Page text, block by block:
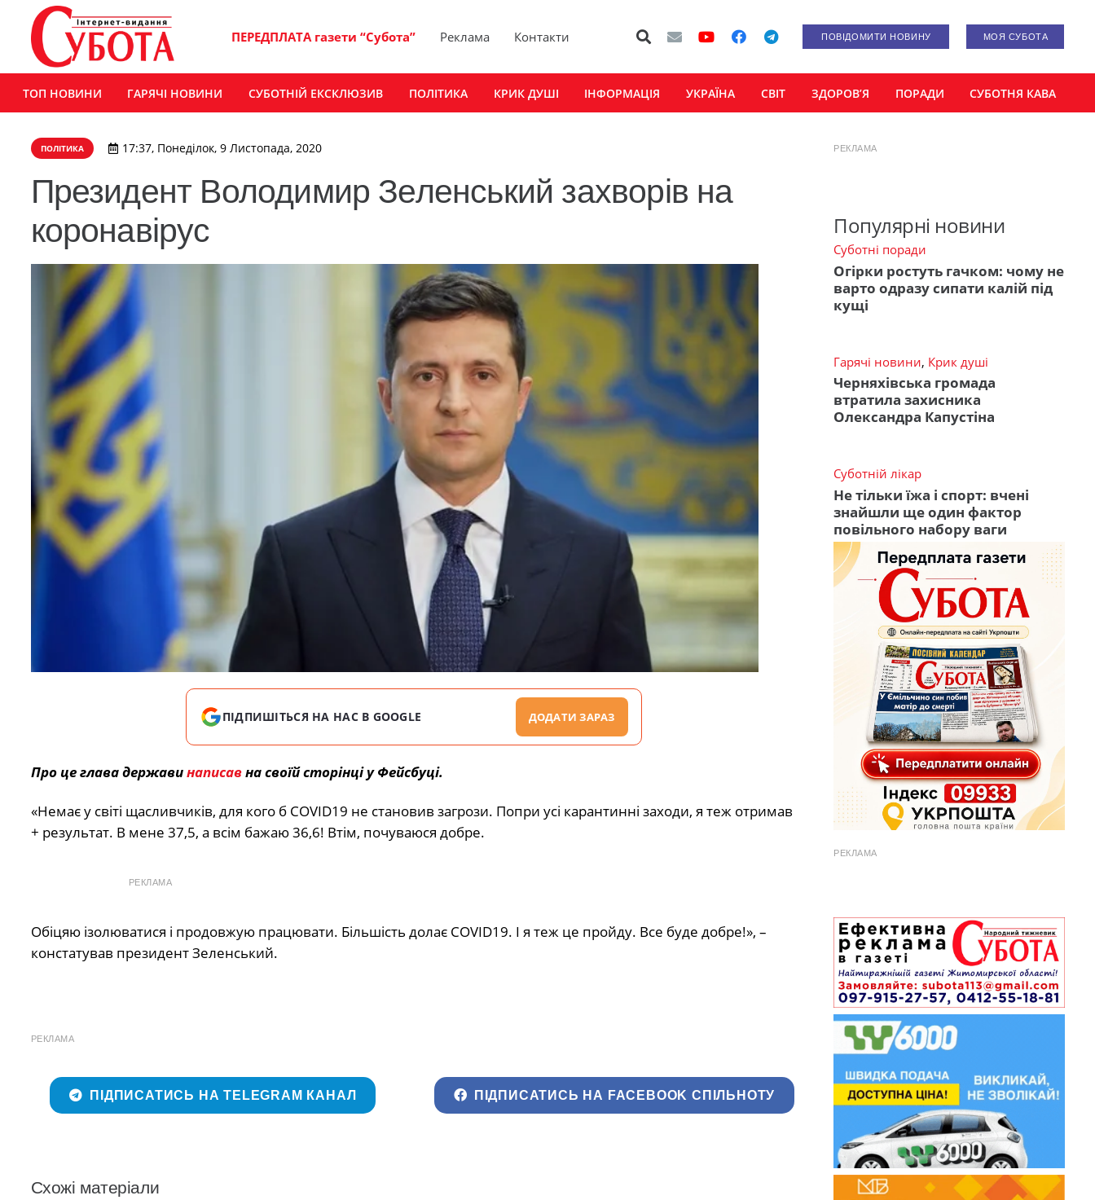
ПЕРЕДПЛАТА газети “Субота” Реклама Контакти ПОВІДОМИТИ НОВИНУ МОЯ СУБОТА
ТОП НОВИНИ ГАРЯЧІ НОВИНИ СУБОТНІЙ ЕКСКЛЮЗИВ ПОЛІТИКА КРИК ДУШІ ІНФОРМАЦІЯ УКРАЇНА СВІТ ЗДОРОВ’Я ПОРАДИ СУБОТНЯ КАВА
ПОЛІТИКА 17:37, Понеділок, 9 Листопада, 2020
Президент Володимир Зеленський захворів на
коронавірус
ПІДПИШІТЬСЯ НА НАС В GOOGLE ДОДАТИ ЗАРАЗ
Про це глава державинаписавна своїй сторінці у Фейсбуці.
«Немає у світі щасливчиків, для кого б COVID19 не становив загрози. Попри усі карантинні заходи, я теж отримав
+ результат. В мене 37,5, а всім бажаю 36,6! Втім, почуваюся добре.
РЕКЛАМА
Обіцяю ізолюватися і продовжую працювати. Більшість долає COVID19. І я теж це пройду. Все буде добре!», –
констатував президент Зеленський.
РЕКЛАМА
ПІДПИСАТИСЬ НА TELEGRAM КАНАЛ ПІДПИСАТИСЬ НА FACEBOOK СПІЛЬНОТУ
Схожі матеріали
РЕКЛАМА
Популярні новини
Суботні поради
Огірки ростуть гачком: чому не
варто одразу сипати калій під
кущі
Гарячі новини, Крик душі
Черняхівська громада
втратила захисника
Олександра Капустіна
Суботній лікар
Не тільки їжа і спорт: вчені
знайшли ще один фактор
повільного набору ваги
РЕКЛАМА